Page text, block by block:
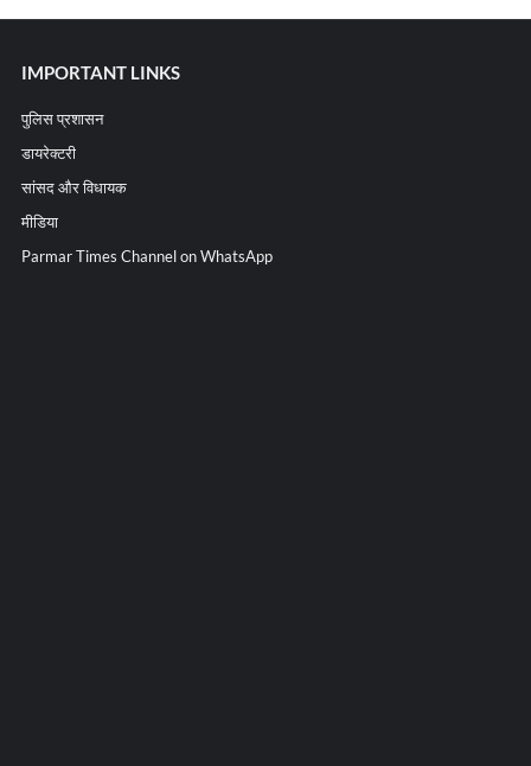
IMPORTANT LINKS
पुलिस प्रशासन
डायरेक्टरी
सांसद और विधायक
मीडिया
Parmar Times Channel on WhatsApp